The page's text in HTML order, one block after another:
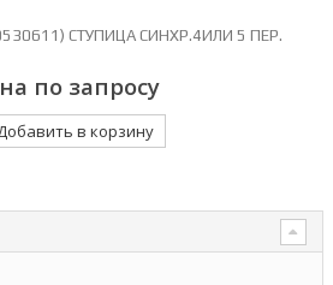
СТУПИЦА СИНХР.4ИЛИ 5 ПЕР.
по запросу
в корзину